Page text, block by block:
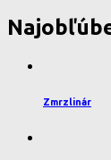
Zmrzlinár